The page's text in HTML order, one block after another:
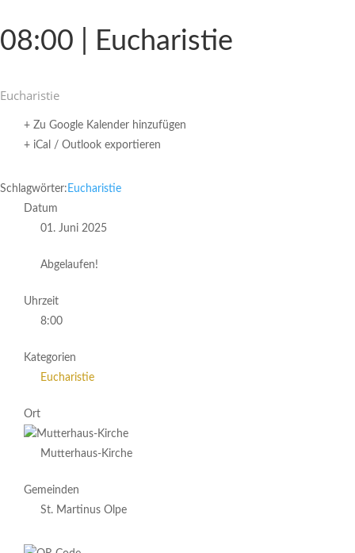
08:00 | Eucharistie
Eucha­ristie
+ Zu Google Kalender hinzufügen
+ iCal / Outlook exportieren
Schlagwörter: Eucharistie
Datum
01. Juni 2025
Abgelaufen!
Uhrzeit
8:00
Kategorien
Eucharistie
Ort
Mutterhaus-Kirche
Gemeinden
St. Martinus Olpe